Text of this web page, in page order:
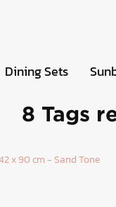
Dining Sets
8 Tags
x 90 cm - Sand Tone